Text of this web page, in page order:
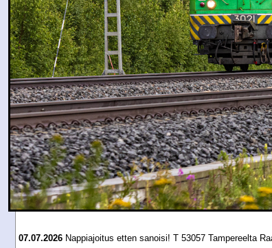
07.07.2026 Nappiajoitus etten sanoisi! T 53057 Tampereelta